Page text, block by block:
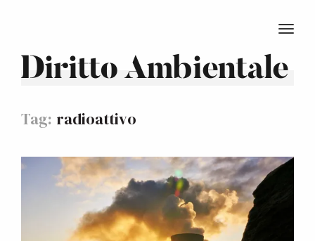
Diritto Ambientale
Tag: radioattivo